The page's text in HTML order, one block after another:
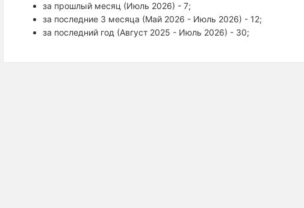
за прошлый месяц (Июль 2026) - 7;
за последние 3 месяца (Май 2026 - Июль 2026) - 12;
за последний год (Август 2025 - Июль 2026) - 30;